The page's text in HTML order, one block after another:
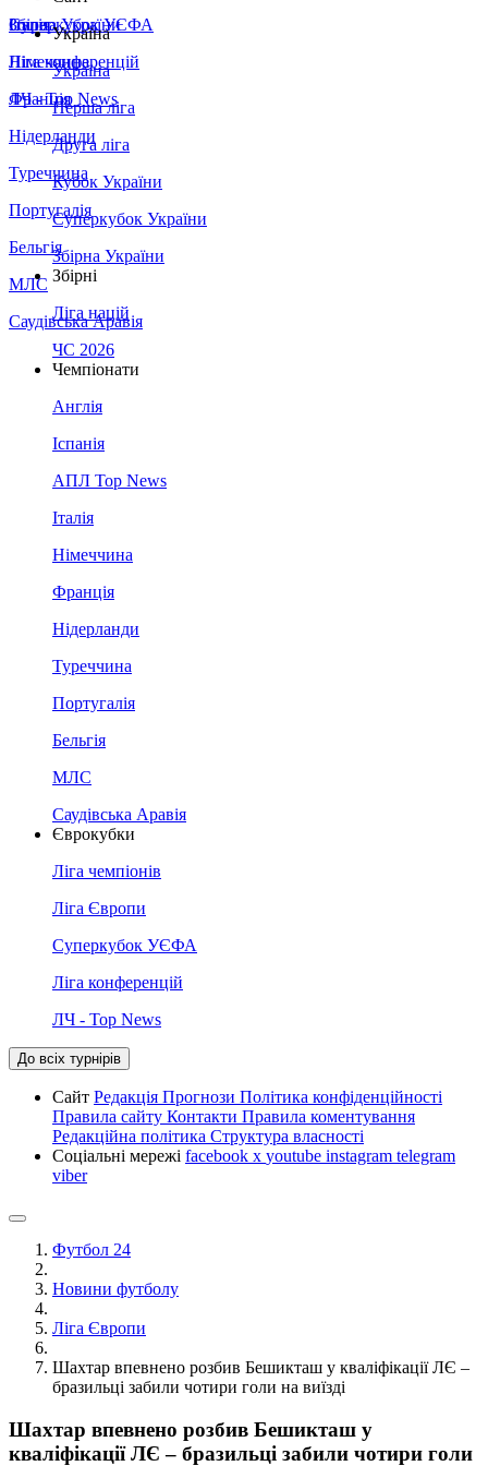
Збірна України
Італія
Німеччина
Франція
Нідерланди
Туреччина
Португалія
Бельгія
МЛС
Саудівська Аравія
Суперкубок УЄФА
Ліга конференцій
ЛЧ - Top News
Україна
Україна
Перша ліга
Друга ліга
Кубок України
Суперкубок України
Збірна України
Збірні
Ліга націй
ЧС 2026
Чемпіонати
Англія
Іспанія
АПЛ Top News
Італія
Німеччина
Франція
Нідерланди
Туреччина
Португалія
Бельгія
МЛС
Саудівська Аравія
Єврокубки
Ліга чемпіонів
Ліга Європи
Суперкубок УЄФА
Ліга конференцій
ЛЧ - Top News
До всіх турнірів
Сайт Редакція Прогнози Політика конфіденційності
Правила сайту Контакти Правила коментування
Редакційна політика Структура власності
Соціальні мережі facebook x youtube instagram telegram
viber
Футбол 24
Новини футболу
Ліга Європи
Шахтар впевнено розбив Бешикташ у кваліфікації ЛЄ –
бразильці забили чотири голи на виїзді
Шахтар впевнено розбив Бешикташ у
кваліфікації ЛЄ – бразильці забили чотири голи